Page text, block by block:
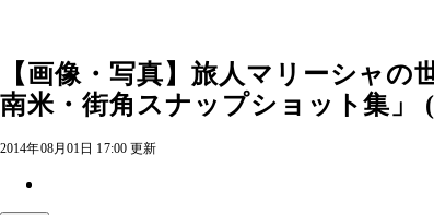
【画像・写真】旅人マリーシャ
南米・街角スナップショット集」
2014年08月01日 17:00 更新